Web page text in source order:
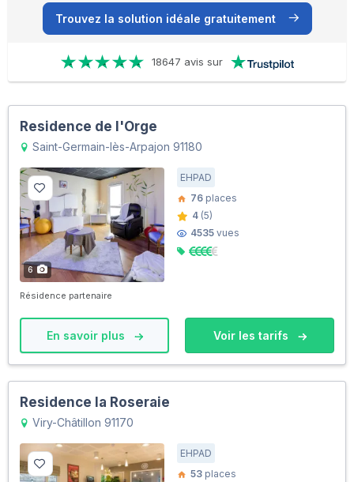
Trouvez la solution idéale gratuitement
18647 avis sur
Residence de l'Orge
Saint-Germain-lès-Arpajon 91180
6
EHPAD
76 places
4 (5)
4535 vues
Résidence partenaire
En savoir plus Voir les tarifs
Residence la Roseraie
Viry-Châtillon 91170
EHPAD
53 places